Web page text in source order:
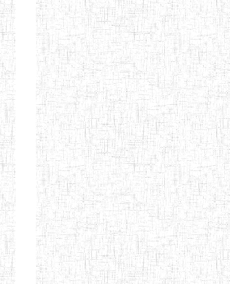
PEDAGOGIQUES
ENIEG DU HAUT
NKAM
12/08/2013 ENIEG
ENIEG BILINGUE
DE L'IPEP DE
BANDJOUN
05/09/2003 ENIEG
ENIEG PRIVEE
NANFAH
07/09/2012 ENIEG
ENPIEG TERESA
JANE
14/03/2014 ENIEG
ENIEG
MODERNE
SAINTE MARIE
04/08/2010 ENIEG
ENIEG PRIVEE
04/08/2010 ENIEG